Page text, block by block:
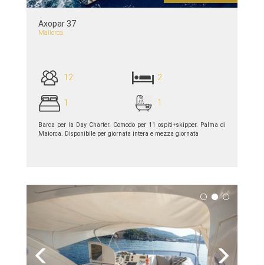
Axopar 37
Mallorca
12 2
1 1
Barca per la Day Charter. Comodo per 11 ospiti+skipper. Palma di
Maiorca. Disponibile per giornata intera e mezza giornata
piú dettagli >>